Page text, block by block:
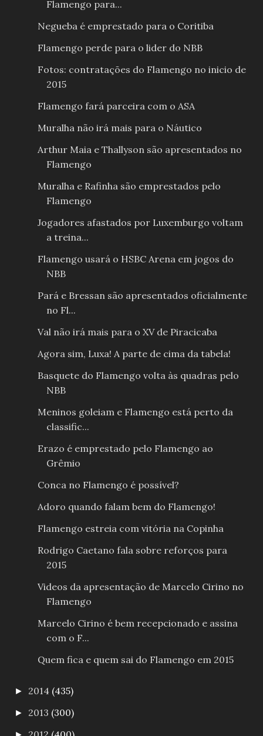
Flamengo para...
Negueba é emprestado para o Coritiba
Flamengo perde para o lider do NBB
Fotos: contratações do Flamengo no inicio de
2015
Flamengo fará parceira com o ASA
Muralha não irá mais para o Náutico
Arthur Maia e Thallyson são apresentados no
Flamengo
Muralha e Rafinha são emprestados pelo
Flamengo
Jogadores afastados por Luxemburgo voltam
a treina...
Flamengo usará o HSBC Arena em jogos do
NBB
Pará e Bressan são apresentados oficialmente
no Fl...
Val não irá mais para o XV de Piracicaba
Agora sim, Luxa! A parte de cima da tabela!
Basquete do Flamengo volta às quadras pelo
NBB
Meninos goleiam e Flamengo está perto da
classific...
Erazo é emprestado pelo Flamengo ao
Grêmio
Conca no Flamengo é possível?
Adoro quando falam bem do Flamengo!
Flamengo estreia com vitória na Copinha
Rodrigo Caetano fala sobre reforços para
2015
Videos da apresentação de Marcelo Cirino no
Flamengo
Marcelo Cirino é bem recepcionado e assina
com o F...
Quem fica e quem sai do Flamengo em 2015
► 2014 (435)
► 2013 (300)